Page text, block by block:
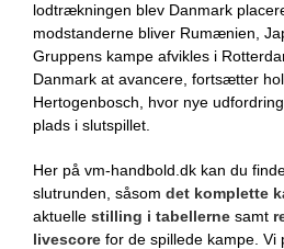
lodtrækningen blev Danmark
modstanderne bliver Rumænien,
Gruppens kampe afvikles i
Danmark at avancere, fortsætter
Hertogenbosch, hvor nye
plads i slutspillet.
Her på vm-handbold.dk kan du
slutrunden, såsom det komplette
aktuelle stilling i tabellerne samt
livescore for de spillede kampe.